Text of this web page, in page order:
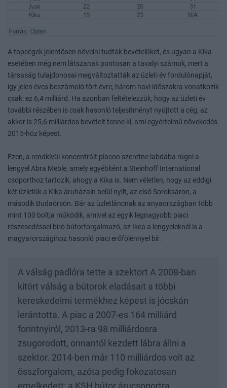
A topcégek jelentősen növelni tudták bevételüket, és ugyan a Kika
esetében még nem látszanak pontosan a tavalyi számok, mert a
társaság tulajdonosai megváltoztatták az üzleti év fordulónapját,
így jelen éves beszámoló tört évre, három havi időszakra vonatkozik
csak: ez 6,4 milliárd. Ha azonban feltételezzük, hogy az üzleti év
további részében is csak hasonló teljesítményt nyújtott a cég, az
akkor is 25,6 milliárdos bevételt tenne ki, ami egyértelmű növekedés
2015-höz képest.
Ezen, a rendkívül koncentrált piacon szeretne labdába rúgni a
lengyel Abra Meble, amely egyébként a Steinhoff International
csoporthoz tartozik, ahogy a Kika is. Nem véletlen, hogy az eddigi
két üzletük a Kika áruházain belül nyílt, az első Soroksáron, a
második Budaörsön. Bár az üzletláncnak az anyaországban több
mint 100 boltja működik, amivel az egyik legnagyobb piaci
részesedéssel bíró bútorforgalmazó, az Ikea a lengyeleknél is a
magyarországihoz hasonló piaci erőfölénnyel bír.
A válság padlóra tette a szektort A 2008-ban
kitört válság a bútorok eladásait a többi
kereskedelmi termékhez képest is jócskán
lerántotta. A piac a 2007-es 164 milliárd
forintnyiról, 2013-ra 98 milliárdosra
zsugorodott, onnantól kezdett lábra állni a
szektor. 2014-ben már 110 milliárdos volt az
összforgalom, azóta pedig fokozatosan
emelkedett: a KSH bútor árucsoportra